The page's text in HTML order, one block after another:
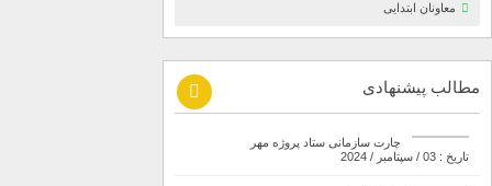
معاونان ابتدایی
مطالب پیشنهادی
چارت سازمانی ستاد پروژه مهر
تاریخ : 03 / سپتامبر / 2024